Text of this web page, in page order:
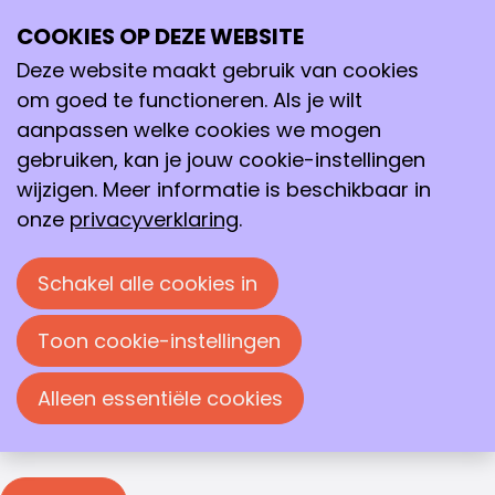
Inloggen
Inloggen
Je moet inloggen om deze pagina te bekijken. Je
kunt je e-mailadres en wachtwoord in de
onderstaande velden invullen om in te loggen.
Inloggen
E-mailadres
Wachtwoord
Wachtwoord weergeven
Wachtwoord vergeten?
COOKIES OP DEZE WEBSITE
Deze website maakt gebruik van cookies
om goed te functioneren. Als je wilt
aanpassen welke cookies we mogen
gebruiken, kan je jouw cookie-instellingen
wijzigen. Meer informatie is beschikbaar in
onze privacyverklaring.
Schakel alle cookies in
Toon cookie-instellingen
Alleen essentiële cookies